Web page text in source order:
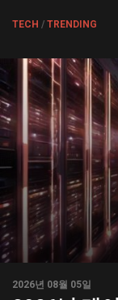
TECH / TRENDING
2026년 08월 05일